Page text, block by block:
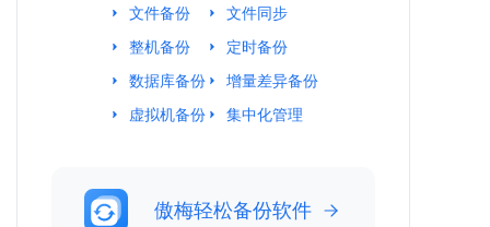
文件备份
整机备份
数据库备份
虚拟机备份
文件同步
定时备份
增量差异备份
集中化管理
傲梅轻松备份软件